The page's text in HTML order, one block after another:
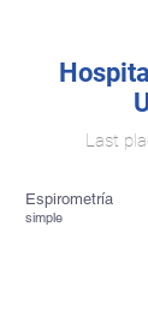
Last
Espirometría
simple